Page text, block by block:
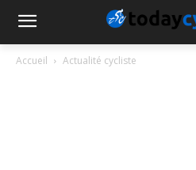
Accueil Actualité cycliste